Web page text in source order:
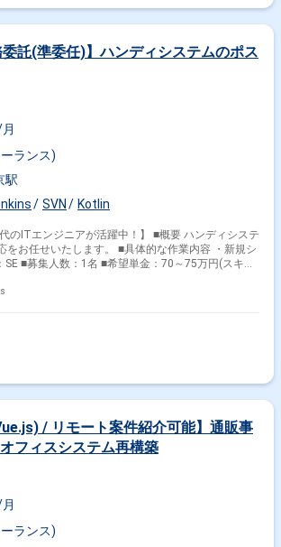
委託(準委任)】ハンディシステムのポス
ランス)
駅
SVN Kotlin
のITエンジニアが活躍中！】 ■概要 ハンディシステ
ます。 ■具体的な作業内容 ・新規シ
140-200h ■面談回数：Web1回(別途事前顔合わせ
/ リモート案件紹介可能】通販事
フィスシステム再構築
ランス)